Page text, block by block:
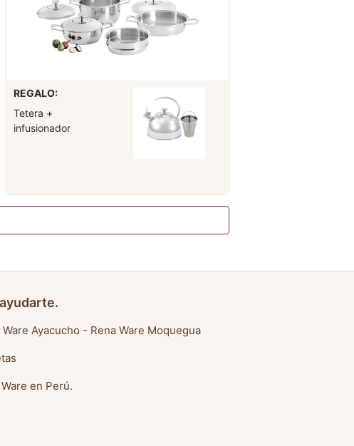
REGALO:
Tetera +
infusionador
Ware Ayacucho - Rena Ware Moquegua
en Perú.